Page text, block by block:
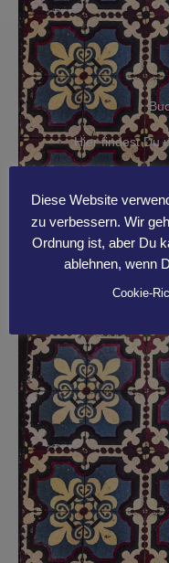
Hier findest Du
Diese Website
zu verbessern. Wir
Ordnung ist, aber Du
ablehnen, wenn
Cookie-